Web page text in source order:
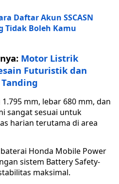
Daftar Akun SSCASN
Tidak Boleh Kamu
Motor Listrik
Futuristik dan
mm, lebar 680 mm, dan
sangat sesuai untuk
harian terutama di area
Honda Mobile Power
sistem Battery Safety-
maksimal.